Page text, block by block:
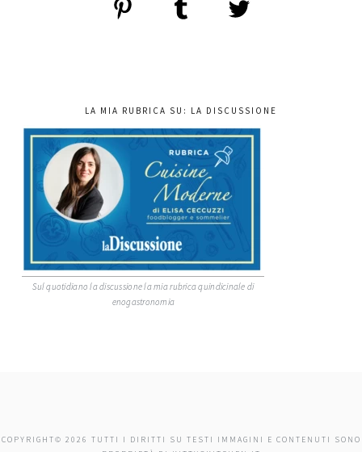
LA MIA RUBRICA SU: LA DISCUSSIONE
Sul quotidiano la discussione la mia rubrica quindicinale di
enogastronomia
COPYRIGHT© 2026 TUTTI I DIRITTI SU TESTI IMMAGINI E CONTENUTI SONO